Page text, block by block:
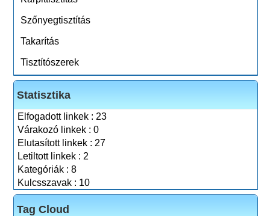
Szőnyegtisztítás
Takarítás
Tisztítószerek
Statisztika
Elfogadott linkek : 23
Várakozó linkek : 0
Elutasított linkek : 27
Letiltott linkek : 2
Kategóriák : 8
Kulcsszavak : 10
Tag Cloud